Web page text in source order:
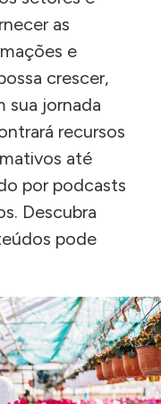
as
e
crescer,
sua jornada
recursos
até
por podcasts
Descubra
pode